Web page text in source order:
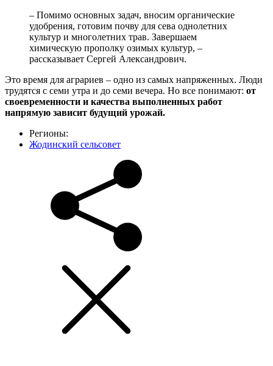
– Помимо основных задач, вносим органические
удобрения, готовим почву для сева однолетних
культур и многолетних трав. Завершаем
химическую прополку озимых культур, –
рассказывает Сергей Александрович.
Это время для аграриев – одно из самых напряженных. Люди
трудятся с семи утра и до семи вечера. Но все понимают: от
своевременности и качества выполненных работ
напрямую зависит будущий урожай.
Регионы:
Жодинский сельсовет